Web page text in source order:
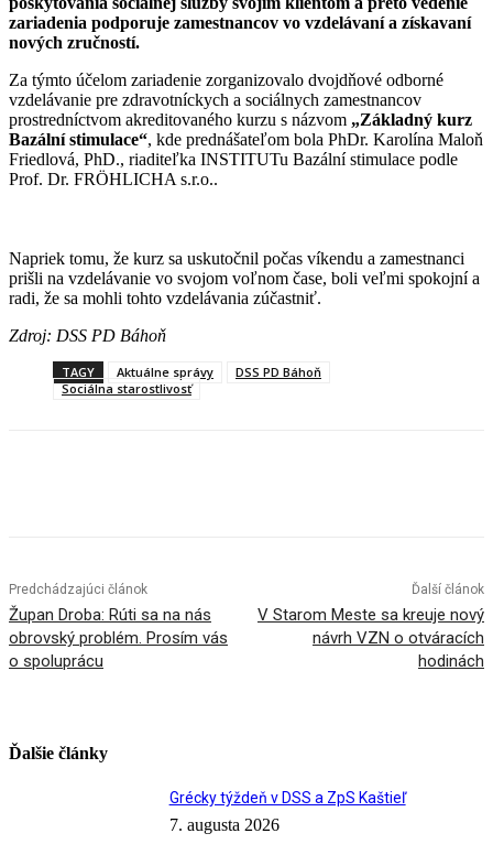
zariadenia podporuje zamestnancov vo vzdelávaní a získavaní
nových zručností.
Za týmto účelom zariadenie zorganizovalo dvojdňové odborné
vzdelávanie pre zdravotníckych a sociálnych zamestnancov
prostredníctvom akreditovaného kurzu s názvom „Základný kurz
Bazální stimulace“, kde prednášateľom bola PhDr. Karolína Maloň
Friedlová, PhD., riaditeľka INSTITUTu Bazální stimulace podle
Prof. Dr. FRÖHLICHA s.r.o..
Napriek tomu, že kurz sa uskutočnil počas víkendu a zamestnanci
prišli na vzdelávanie vo svojom voľnom čase, boli veľmi spokojní a
radi, že sa mohli tohto vzdelávania zúčastniť.
Zdroj: DSS PD Báhoň
TAGY Aktuálne správy
DSS PD Báhoň
Sociálna starostlivosť
Predchádzajúci článok
Župan Droba: Rúti sa na nás
obrovský problém. Prosím vás
o spoluprácu
Ďalší článok
V Starom Meste sa kreuje nový
návrh VZN o otváracích
hodinách
Ďalšie články
Grécky týždeň v DSS a ZpS Kaštieľ
7. augusta 2026